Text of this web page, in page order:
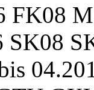
FK08
SK08